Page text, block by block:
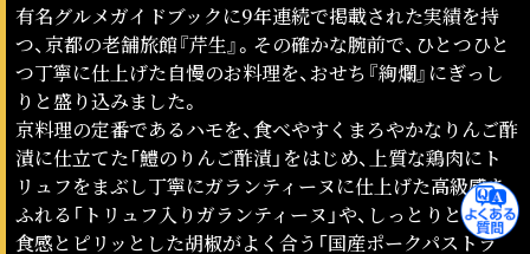
有名グルメガイドブックに9年連続で掲載された実績を持
つ、京都の老舗旅館『芹生』。その確かな腕前で、ひとつひと
つ丁寧に仕上げた自慢のお料理を、おせち『絢爛』にぎっし
りと盛り込みました。
京料理の定番であるハモを、食べやすくまろやかなりんご酢
漬に仕立てた「鱧のりんご酢漬」をはじめ、上質な鶏肉にト
リュフをまぶし丁寧にガランティーヌに仕上げた高級感あ
ふれる「トリュフ入りガランティーヌ」や、しっとりとした
食感とピリッとした胡椒がよく合う「国産ポークパストラ